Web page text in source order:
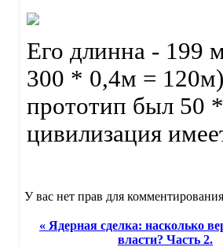
Его длинна - 199
300 * 0,4м =
прототип был 50
цивилизация
У вас нет прав для
« Ядерная сделка: насколько
власти? Часть 2.